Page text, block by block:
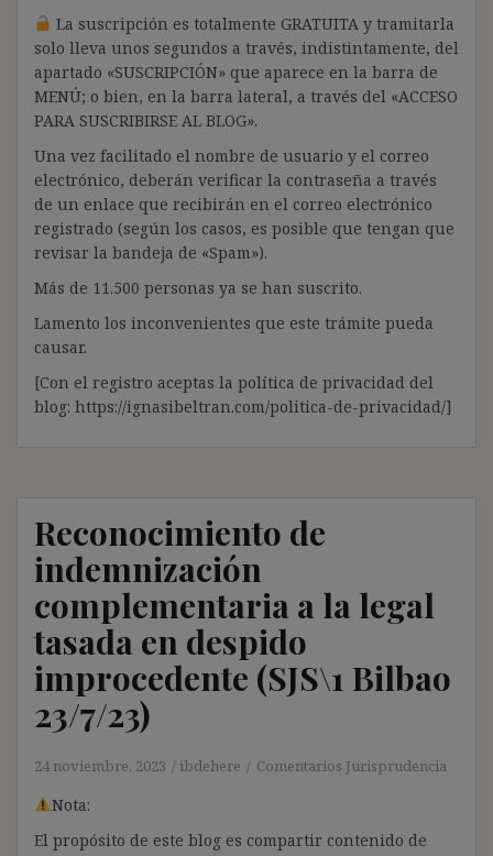
La suscripción es totalmente GRATUITA y tramitarla
solo lleva unos segundos a través, indistintamente, del
apartado «SUSCRIPCIÓN» que aparece en la barra de
MENÚ; o bien, en la barra lateral, a través del «ACCESO
PARA SUSCRIBIRSE AL BLOG».
Una vez facilitado el nombre de usuario y el correo
electrónico, deberán verificar la contraseña a través
de un enlace que recibirán en el correo electrónico
registrado (según los casos, es posible que tengan que
revisar la bandeja de «Spam»).
Más de 11.500 personas ya se han suscrito.
Lamento los inconvenientes que este trámite pueda
causar.
[Con el registro aceptas la política de privacidad del
blog: https://ignasibeltran.com/politica-de-privacidad/]
Reconocimiento de
indemnización
complementaria a la legal
tasada en despido
improcedente (SJS\1 Bilbao
23/7/23)
24 noviembre, 2023 ibdehere Comentarios Jurisprudencia
Nota:
El propósito de este blog es compartir contenido de